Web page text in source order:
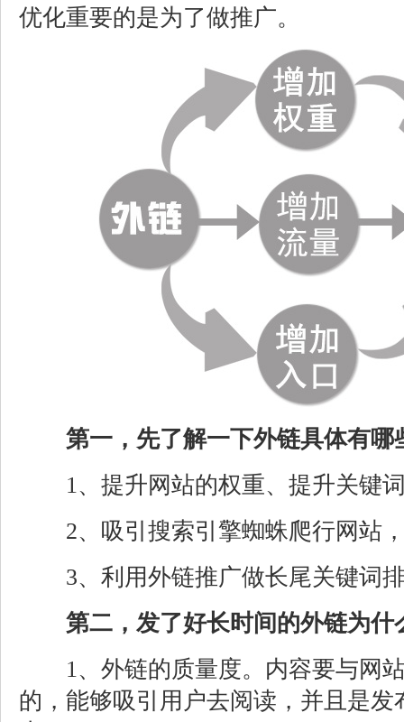
优化重要的是为了做推广。
第一，先了解一下外链具体有哪
1、提升网站的权重、提升关键
2、吸引搜索引擎蜘蛛爬行网站，
3、利用外链推广做长尾关键词排
第二，发了好长时间的外链为什
1、外链的质量度。内容要与网站
的，能够吸引用户去阅读，并且是